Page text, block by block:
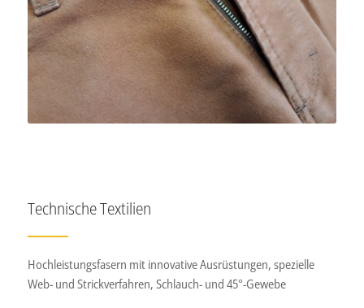
Technische Textilien
Hochleistungsfasern mit innovative Ausrüstungen, spezielle
Web- und Strickverfahren, Schlauch- und 45°-Gewebe